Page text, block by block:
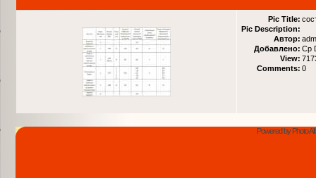
Pic Title:
Pic Description:
Автор:
Добавлено: Ср
View:
Comments: 0
Powered by Photo